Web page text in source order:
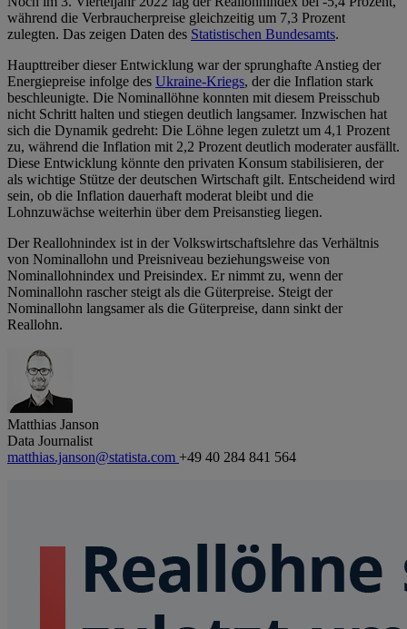
während die Verbraucherpreise gleichzeitig um 7,3 Prozent
zulegten. Das zeigen Daten des Statistischen Bundesamts.
Haupttreiber dieser Entwicklung war der sprunghafte Anstieg der
Energiepreise infolge des Ukraine-Kriegs, der die Inflation stark
beschleunigte. Die Nominallöhne konnten mit diesem Preisschub
nicht Schritt halten und stiegen deutlich langsamer. Inzwischen hat
sich die Dynamik gedreht: Die Löhne legen zuletzt um 4,1 Prozent
zu, während die Inflation mit 2,2 Prozent deutlich moderater ausfällt.
Diese Entwicklung könnte den privaten Konsum stabilisieren, der
als wichtige Stütze der deutschen Wirtschaft gilt. Entscheidend wird
sein, ob die Inflation dauerhaft moderat bleibt und die
Lohnzuwächse weiterhin über dem Preisanstieg liegen.
Der Reallohnindex ist in der Volkswirtschaftslehre das Verhältnis
von Nominallohn und Preisniveau beziehungsweise von
Nominallohnindex und Preisindex. Er nimmt zu, wenn der
Nominallohn rascher steigt als die Güterpreise. Steigt der
Nominallohn langsamer als die Güterpreise, dann sinkt der
Reallohn.
Matthias Janson
Data Journalist
matthias.janson@statista.com +49 40 284 841 564